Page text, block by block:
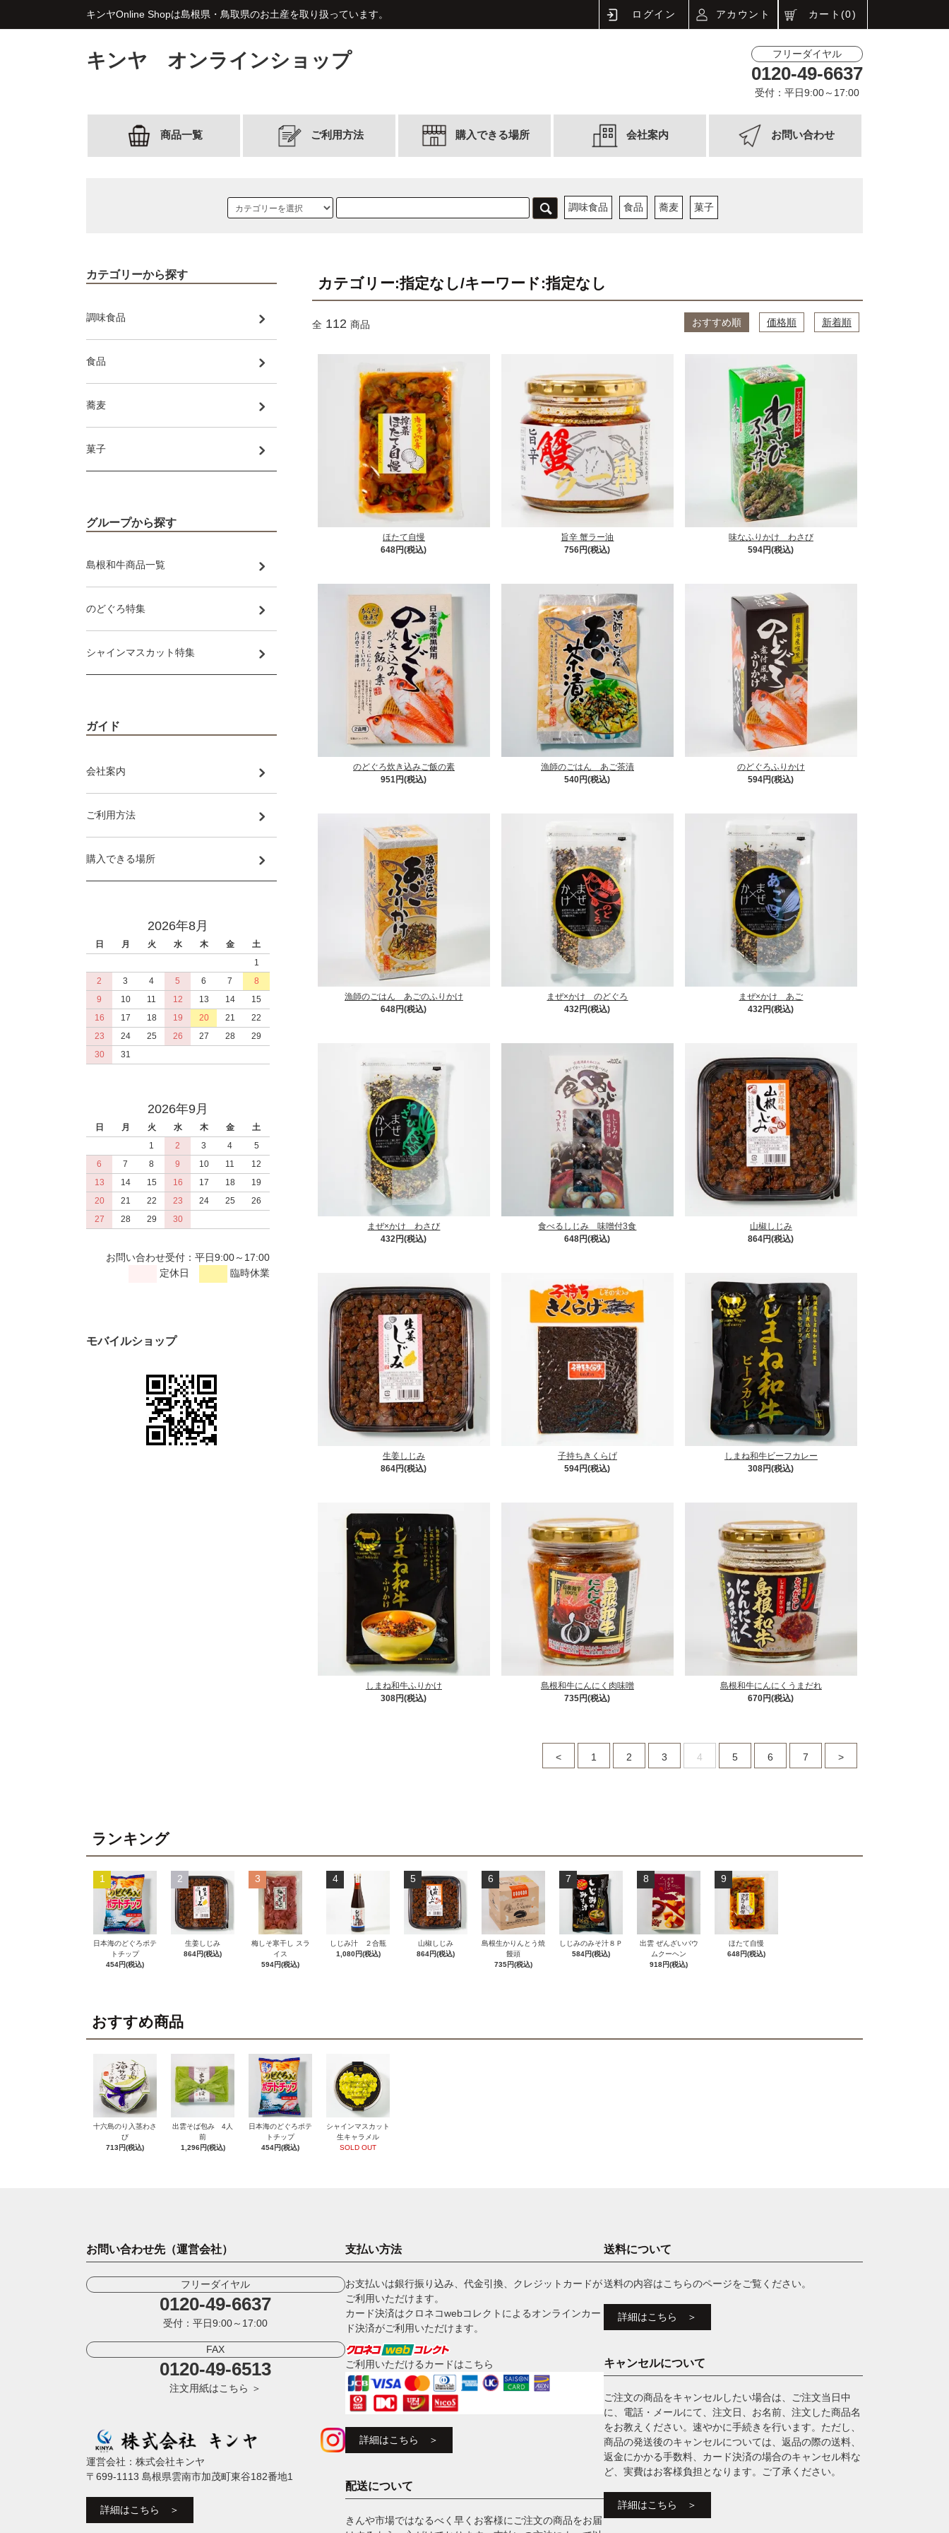
キンヤOnline Shopは島根県・鳥取県のお土産を取り扱っています。 ログイン アカウント カート(0)
キンヤ オンラインショップ フリーダイヤル
0120-49-6637
受付：平日9:00～17:00
商品一覧 ご利用方法 購入できる場所 会社案内 お問い合わせ
調味食品 食品 蕎麦 菓子
カテゴリー:指定なし/キーワード:指定なし
全 112 商品 おすすめ順 価格順 新着順
ほたて自慢
648円(税込)
旨辛 蟹ラー油
756円(税込)
味なふりかけ わさび
594円(税込)
のどぐろ炊き込みご飯の素
951円(税込)
漁師のごはん あご茶漬
540円(税込)
のどぐろふりかけ
594円(税込)
漁師のごはん あごのふりかけ
648円(税込)
まぜ×かけ のどぐろ
432円(税込)
まぜ×かけ あご
432円(税込)
まぜ×かけ わさび
432円(税込)
食べるしじみ 味噌付3食
648円(税込)
山椒しじみ
864円(税込)
生姜しじみ
864円(税込)
子持ちきくらげ
594円(税込)
しまね和牛ビーフカレー
308円(税込)
しまね和牛ふりかけ
308円(税込)
島根和牛にんにく肉味噌
735円(税込)
島根和牛にんにくうまだれ
670円(税込)
< 1 2 3 4 5 6 7 >
カテゴリーから探す
調味食品
食品
蕎麦
菓子
グループから探す
島根和牛商品一覧
のどぐろ特集
シャインマスカット特集
ガイド
会社案内
ご利用方法
購入できる場所
2026年8月
日 月 火 水 木 金
土
1
2
3 4 5 6 7
8
9
10 11 12 13 14
15
16
17 18 19 20 21
22
23
24 25 26 27 28
29
30
31
2026年9月
日 月 火 水 木 金
土
1
2 3 4
5
6
7 8 9 10 11
12
13
14 15 16 17 18
19
20
21 22 23 24 25
26
27
28 29 30
お問い合わせ受付：平日9:00～17:00
定休日
臨時休業
モバイルショップ
ランキング
1
日本海のどぐろポテ
トチップ
454円(税込)
2
生姜しじみ
864円(税込)
3
梅しそ寒干し スラ
イス
594円(税込)
4
しじみ汁 ２合瓶
1,080円(税込)
5
山椒しじみ
864円(税込)
6
島根生かりんとう焼
饅頭
735円(税込)
7
しじみのみそ汁８Ｐ
584円(税込)
8
出雲 ぜんざいバウ
ムクーヘン
918円(税込)
9
ほたて自慢
648円(税込)
おすすめ商品
十六島のり入茎わさ
び
713円(税込)
出雲そば包み 4人
前
1,296円(税込)
日本海のどぐろポテ
トチップ
454円(税込)
シャインマスカット
生キャラメル
SOLD OUT
お問い合わせ先（運営会社）
フリーダイヤル
0120-49-6637
受付：平日9:00～17:00
FAX
0120-49-6513
注文用紙はこちら ＞
運営会社：株式会社キンヤ
〒699-1113 島根県雲南市加茂町東谷182番地1
詳細はこちら ＞
支払い方法
お支払いは銀行振り込み、代金引換、クレジットカードが
ご利用いただけます。
カード決済はクロネコwebコレクトによるオンラインカー
ド決済がご利用いただけます。
ご利用いただけるカードはこちら
詳細はこちら ＞
配送について
きんや市場ではなるべく早くお客様にご注文の商品をお届
送料について
送料の内容はこちらのページをご覧ください。
詳細はこちら ＞
キャンセルについて
ご注文の商品をキャンセルしたい場合は、ご注文当日中
に、電話・メールにて、注文日、お名前、注文した商品名
をお教えください。速やかに手続きを行います。ただし、
商品の発送後のキャンセルについては、返品の際の送料、
返金にかかる手数料、カード決済の場合のキャンセル料な
ど、実費はお客様負担となります。ご了承ください。
詳細はこちら ＞